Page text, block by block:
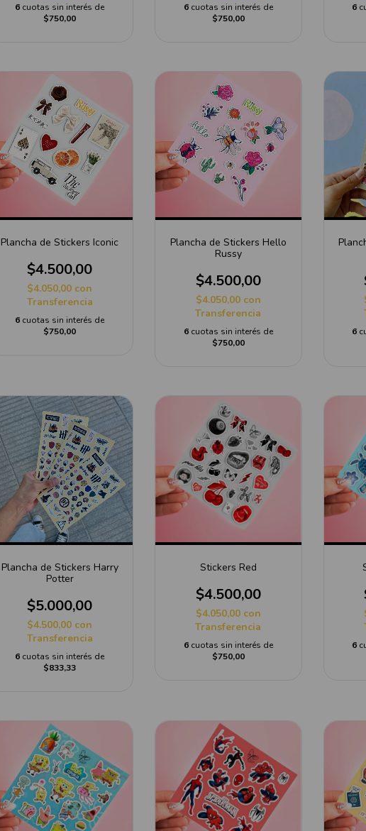
6 cuotas sin interés de
$750,00
6 cuotas sin interés de
$750,00
6
Plancha de Stickers Iconic
$4.500,00
$4.050,00 con
Transferencia
6 cuotas sin interés de
$750,00
Plancha de Stickers Hello
Russy
$4.500,00
$4.050,00 con
Transferencia
6 cuotas sin interés de
$750,00
6
Plancha de Stickers Harry
Potter
$5.000,00
$4.500,00 con
Transferencia
6 cuotas sin interés de
$833,33
Stickers Red
$4.500,00
$4.050,00 con
Transferencia
6 cuotas sin interés de
$750,00
6